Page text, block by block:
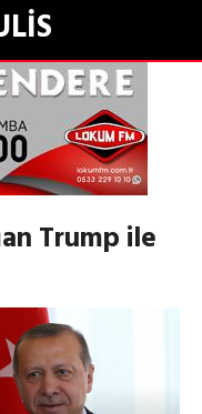
Trump ile